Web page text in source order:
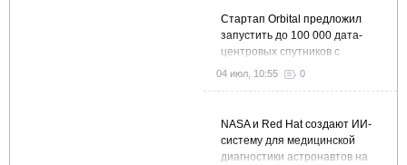
Стартап Orbital предложил
запустить до 100 000 дата-
центровых спутников с
суммарной мощностью 10 ГВт
04 июл, 10:55 0
NASA и Red Hat создают ИИ-
систему для медицинской
диагностики астронавтов на